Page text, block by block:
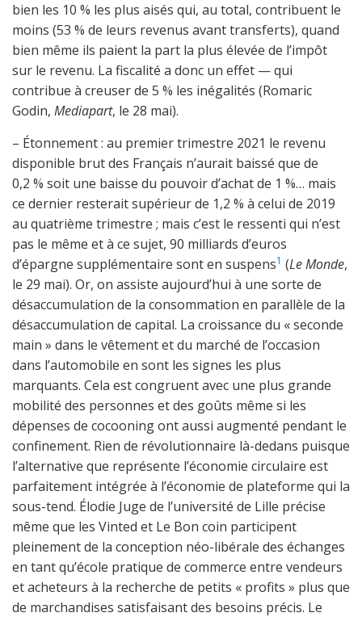
bien les 10 % les plus aisés qui, au total, contribuent le
moins (53 % de leurs revenus avant transferts), quand
bien même ils paient la part la plus élevée de l’impôt
sur le revenu. La fiscalité a donc un effet — qui
contribue à creuser de 5 % les inégalités (Romaric
Godin, Mediapart, le 28 mai).
– Étonnement : au premier trimestre 2021 le revenu
disponible brut des Français n’aurait baissé que de
0,2 % soit une baisse du pouvoir d’achat de 1 %… mais
ce dernier resterait supérieur de 1,2 % à celui de 2019
au quatrième trimestre ; mais c’est le ressenti qui n’est
pas le même et à ce sujet, 90 milliards d’euros
d’épargne supplémentaire sont en suspens1 (Le Monde,
le 29 mai). Or, on assiste aujourd’hui à une sorte de
désaccumulation de la consommation en parallèle de la
désaccumulation de capital. La croissance du « seconde
main » dans le vêtement et du marché de l’occasion
dans l’automobile en sont les signes les plus
marquants. Cela est congruent avec une plus grande
mobilité des personnes et des goûts même si les
dépenses de cocooning ont aussi augmenté pendant le
confinement. Rien de révolutionnaire là-dedans puisque
l’alternative que représente l’économie circulaire est
parfaitement intégrée à l’économie de plateforme qui la
sous-tend. Élodie Juge de l’université de Lille précise
même que les Vinted et Le Bon coin participent
pleinement de la conception néo-libérale des échanges
en tant qu’école pratique de commerce entre vendeurs
et acheteurs à la recherche de petits « profits » plus que
de marchandises satisfaisant des besoins précis. Le